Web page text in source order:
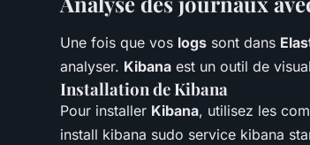
Une fois que vos logs sont dans
analyser. Kibana est un outil de
Installation de Kibana
Pour installer Kibana, utilisez les
install kibana sudo service kibana